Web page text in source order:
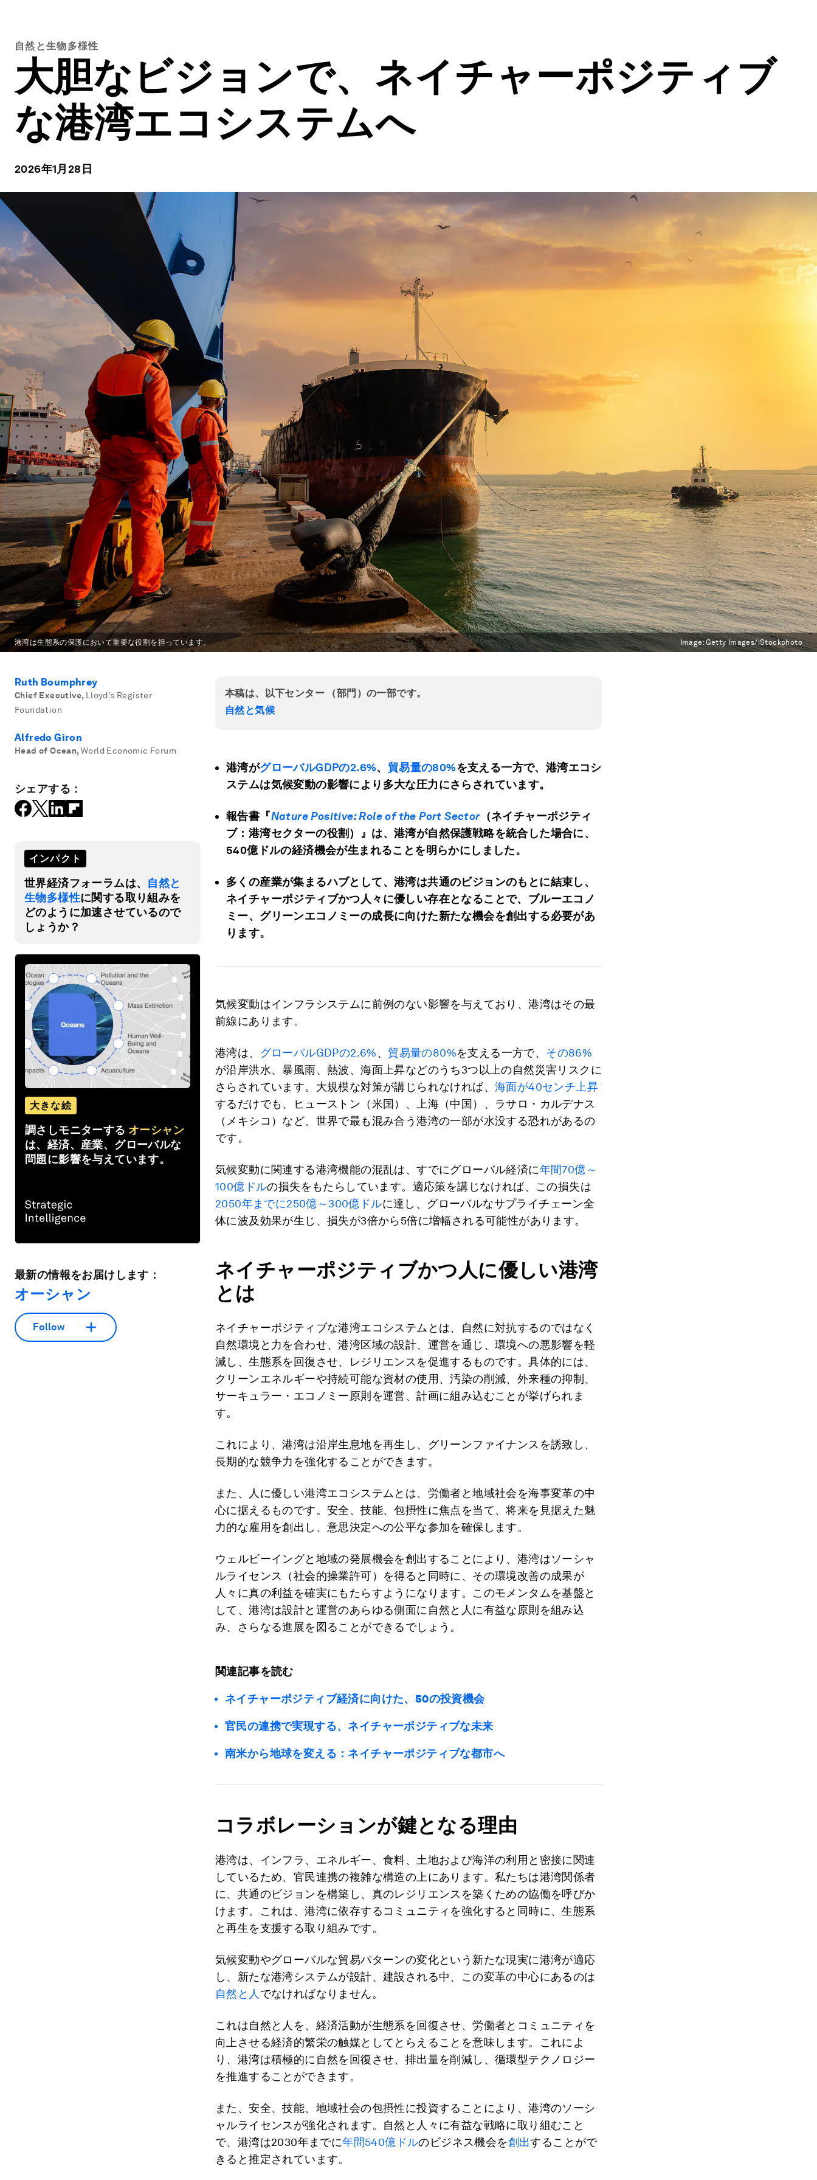
自然と生物多様性
大胆なビジョンで、ネイチャーポジティブ
な港湾エコシステムへ
2026年1月28日
港湾は生態系の保護において重要な役割を担っています。 Image:Getty Images/iStockphoto
Ruth Boumphrey
Chief Executive, Lloyd's Register
Foundation
Alfredo Giron
Head of Ocean, World Economic Forum
シェアする：
インパクト
世界経済フォーラムは、 自然と
生物多様性に関する取り組みを
どのように加速させているので
しょうか？
大きな絵
調さしモニターする オーシャン
は、経済、産業、グローバルな
問題に影響を与えています。
最新の情報をお届けします：
オーシャン
Follow
本稿は、以下センター （部門）の一部です。
自然と気候
港湾がグローバルGDPの2.6%、 貿易量の80%を支える一方で、港湾エコシ
ステムは気候変動の影響により多大な圧力にさらされています。
報告書『Nature Positive:Role of the Port Sector（ネイチャーポジティ
ブ：港湾セクターの役割）』は、港湾が自然保護戦略を統合した場合に、
540億ドルの経済機会が生まれることを明らかにしました。
多くの産業が集まるハブとして、港湾は共通のビジョンのもとに結束し、
ネイチャーポジティブかつ人々に優しい存在となることで、ブルーエコノ
ミー、グリーンエコノミーの成長に向けた新たな機会を創出する必要があ
ります。
気候変動はインフラシステムに前例のない影響を与えており、港湾はその最
前線にあります。
港湾は、 グローバルGDPの2.6%、 貿易量の80%を支える一方で、 その86%
が沿岸洪水、暴風雨、熱波、海面上昇などのうち3つ以上の自然災害リスクに
さらされています。大規模な対策が講じられなければ、 海面が40センチ上昇
するだけでも、ヒューストン（米国）、上海（中国）、ラサロ・カルデナス
（メキシコ）など、世界で最も混み合う港湾の一部が水没する恐れがあるの
です。
気候変動に関連する港湾機能の混乱は、すでにグローバル経済に年間70億～
100億ドルの損失をもたらしています。適応策を講じなければ、この損失は
2050年までに250億～300億ドルに達し、グローバルなサプライチェーン全
体に波及効果が生じ、損失が3倍から5倍に増幅される可能性があります。
ネイチャーポジティブかつ人に優しい港湾
とは
ネイチャーポジティブな港湾エコシステムとは、自然に対抗するのではなく
自然環境と力を合わせ、港湾区域の設計、運営を通じ、環境への悪影響を軽
減し、生態系を回復させ、レジリエンスを促進するものです。具体的には、
クリーンエネルギーや持続可能な資材の使用、汚染の削減、外来種の抑制、
サーキュラー・エコノミー原則を運営、計画に組み込むことが挙げられま
す。
これにより、港湾は沿岸生息地を再生し、グリーンファイナンスを誘致し、
長期的な競争力を強化することができます。
また、人に優しい港湾エコシステムとは、労働者と地域社会を海事変革の中
心に据えるものです。安全、技能、包摂性に焦点を当て、将来を見据えた魅
力的な雇用を創出し、意思決定への公平な参加を確保します。
ウェルビーイングと地域の発展機会を創出することにより、港湾はソーシャ
ルライセンス（社会的操業許可）を得ると同時に、その環境改善の成果が
人々に真の利益を確実にもたらすようになります。このモメンタムを基盤と
して、港湾は設計と運営のあらゆる側面に自然と人に有益な原則を組み込
み、さらなる進展を図ることができるでしょう。
関連記事を読む
ネイチャーポジティブ経済に向けた、50の投資機会
官民の連携で実現する、ネイチャーポジティブな未来
南米から地球を変える：ネイチャーポジティブな都市へ
コラボレーションが鍵となる理由
港湾は、インフラ、エネルギー、食料、土地および海洋の利用と密接に関連
しているため、官民連携の複雑な構造の上にあります。私たちは港湾関係者
に、共通のビジョンを構築し、真のレジリエンスを築くための協働を呼びか
けます。これは、港湾に依存するコミュニティを強化すると同時に、生態系
と再生を支援する取り組みです。
気候変動やグローバルな貿易パターンの変化という新たな現実に港湾が適応
し、新たな港湾システムが設計、建設される中、この変革の中心にあるのは
自然と人 でなければなりません。
これは自然と人を、経済活動が生態系を回復させ、労働者とコミュニティを
向上させる経済的繁栄の触媒としてとらえることを意味します。これによ
り、港湾は積極的に自然を回復させ、排出量を削減し、循環型テクノロジー
を推進することができます。
また、安全、技能、地域社会の包摂性に投資することにより、港湾のソーシ
ャルライセンスが強化されます。自然と人々に有益な戦略に取り組むこと
で、港湾は2030年までに年間540億ドルのビジネス機会を創出することがで
きると推定されています。